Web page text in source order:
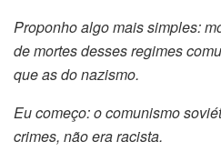
Proponho algo mais simples:
de mortes desses regimes
que as do nazismo.
Eu começo: o comunismo
crimes, não era racista.